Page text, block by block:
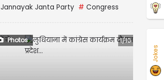
Jannayak Janta Party # Congress
Photos 2/10
Jokes